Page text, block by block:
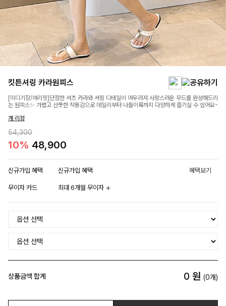
킷튼셔링 카라원피스
[미디기장/여리핏]단정한 셔츠 카라와 셔링 디테일이 어우러져 사랑스러운 무드를 완성해드리
는 원피스✨ 가볍고 산뜻한 착용감으로 데일리부터 나들이룩까지 다양하게 즐기실 수 있어요-
개 리뷰
54,300
10% 48,900
신규가입 혜택 신규가입 혜택 혜택보기
무이자 카드 최대 6개월 무이자
상품금액 합계 0 원 (0개)